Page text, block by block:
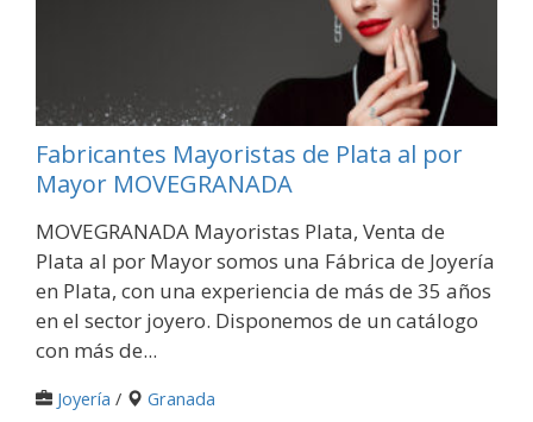
Fabricantes Mayoristas de Plata al por
Mayor MOVEGRANADA
MOVEGRANADA Mayoristas Plata, Venta de
Plata al por Mayor somos una Fábrica de Joyería
en Plata, con una experiencia de más de 35 años
en el sector joyero. Disponemos de un catálogo
con más de...
Joyería / Granada